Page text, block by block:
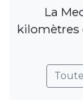
La
kilomètres